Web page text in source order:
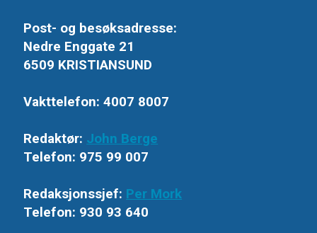
Post- og besøksadresse:
Nedre Enggate 21
6509 KRISTIANSUND
Vakttelefon: 4007 8007
Redaktør: John Berge
Telefon: 975 99 007
Redaksjonssjef: Per Mork
Telefon: 930 93 640